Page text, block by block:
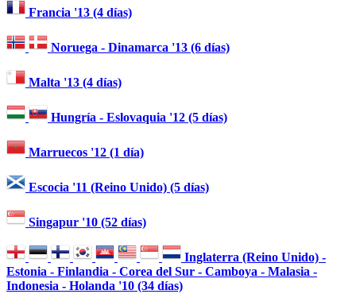
Francia '13 (4 días)
Noruega - Dinamarca '13 (6 días)
Malta '13 (4 días)
Hungría - Eslovaquia '12 (5 días)
Marruecos '12 (1 día)
Escocia '11 (Reino Unido) (5 días)
Singapur '10 (52 días)
Inglaterra (Reino Unido) -
Estonia - Finlandia - Corea del Sur - Camboya - Malasia -
Indonesia - Holanda '10 (34 días)